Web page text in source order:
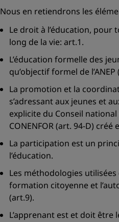
Nous en retiendrons les
Le droit à l’éducation, pour
long de la vie: art.1.
L’éducation formelle des
qu’objectif formel de l’ANEP
La promotion et la
s’adressant aux jeunes et
explicite du Conseil
CONENFOR (art. 94-D) créé
La participation est un
l’éducation.
Les méthodologies
formation citoyenne et
(art.9).
L’apprenant est et doit être